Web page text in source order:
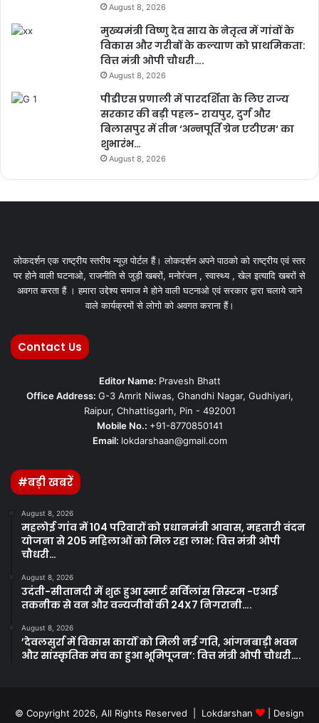
August 8, 2026
मुख्यमंत्री विष्णु देव साय के नेतृत्व में गांवों के
विकास और गरीबों के कल्याण को प्राथमिकता:
वित्त मंत्री ओपी चौधरी….
August 8, 2026
पीडीएस प्रणाली में पारदर्शिता के लिए राज्य
सरकार की बड़ी पहल- रायपुर, दुर्ग और
बिलासपुर में तीन ‘अन्नपूर्ति ग्रेन एटीएम‘ का
शुभारंभ…
August 8, 2026
लोकदर्शन एक राष्ट्रीय स्तरीय न्यूज़ पोर्टल हैं। लोकदर्शन अपने पाठको को राष्ट्रीय एवं स्तर
पर होने वाली घटनाओ, राजनीति से जुड़ी खबरों, मनोरंजन , स्वास्थ्य , खेल इत्यादि खबरों से
अवगत करता हैं । हमारा उद्देश्य समाज मे होने वाली घटनाओ एवं सरकार द्वारा चलाये जाने
वाले कार्यक्रमों से लोगो को अवगत कराना हैं।
Contact Us
Editor Name: Pravesh Bhatt
Office Address: G-3 Amrit Niwas, Ghandhi Nagar, Gudhiyari,
Raipur, Chhattisgarh, Pin - 492001
Mobile No.: +91-8770850141
Email: lokdarshaan@gmail.com
#बड़ी खबरें
August 8, 2026
महलोई गांव में 104 परिवारों को प्रधानमंत्री आवास, महतारी वंदन
योजना से 205 महिलाओं को मिल रहा लाभ: वित्त मंत्री ओपी
चौधरी…
August 8, 2026
उदंती-सीतानदी में शुरू हुआ स्मार्ट सर्विलांस सिस्टम -एआई
तकनीक से वन और वन्यजीवों की 24X7 निगरानी….
August 8, 2026
’देवलसुर्रा में विकास कार्यों को मिली नई गति, आंगनबाड़ी भवन
और सांस्कृतिक मंच का हुआ भूमिपूजन’: वित्त मंत्री ओपी चौधरी….
© Copyright 2026, All Rights Reserved | Lokdarshan | Design